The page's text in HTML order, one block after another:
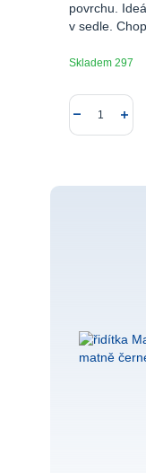
povrchu.
v sedle.
Skladem 297